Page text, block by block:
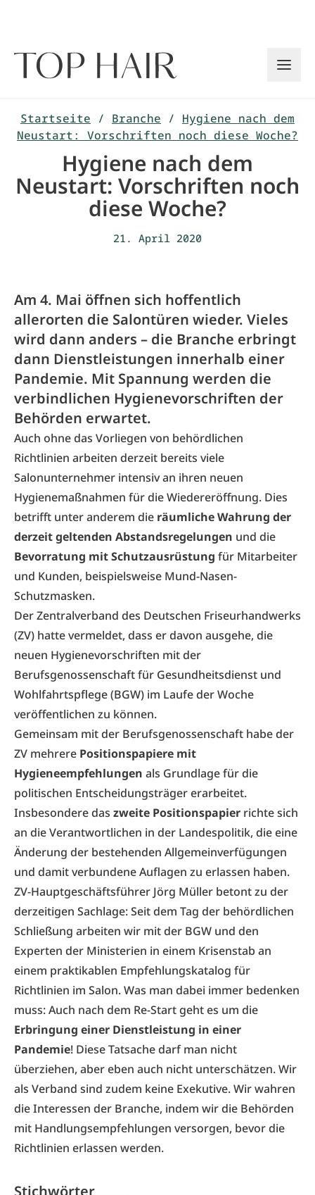
Startseite / Branche / Hygiene nach dem
Neustart: Vorschriften noch diese Woche?
Hygiene nach dem
Neustart: Vorschriften noch
diese Woche?
21. April 2020
Am 4. Mai öffnen sich hoffentlich
allerorten die Salontüren wieder. Vieles
wird dann anders – die Branche erbringt
dann Dienstleistungen innerhalb einer
Pandemie. Mit Spannung werden die
verbindlichen Hygienevorschriften der
Behörden erwartet.
Auch ohne das Vorliegen von behördlichen
Richtlinien arbeiten derzeit bereits viele
Salonunternehmer intensiv an ihren neuen
Hygienemaßnahmen für die Wiedereröffnung. Dies
betrifft unter anderem die räumliche Wahrung der
derzeit geltenden Abstandsregelungen und die
Bevorratung mit Schutzausrüstung für Mitarbeiter
und Kunden, beispielsweise Mund-Nasen-
Schutzmasken.
DerZentralverband des Deutschen Friseurhandwerks
(ZV) hatte vermeldet, dass er davon ausgehe, die
neuen Hygienevorschriften mit der
Berufsgenossenschaft für Gesundheitsdienst und
Wohlfahrtspflege (BGW) im Laufe der Woche
veröffentlichen zu können.
Gemeinsam mit der Berufsgenossenschaft habe der
ZV mehrere Positionspapiere mit
Hygieneempfehlungen als Grundlage für die
politischen Entscheidungsträger erarbeitet.
Insbesondere das zweite Positionspapier richte sich
an die Verantwortlichen in der Landespolitik, die eine
Änderung der bestehenden Allgemeinverfügungen
und damit verbundene Auflagen zu erlassen haben.
ZV-Hauptgeschäftsführer Jörg Müller betont zu der
derzeitigen Sachlage: Seit dem Tag der behördlichen
Schließung arbeiten wir mit der BGW und den
Experten der Ministerien in einem Krisenstab an
einem praktikablen Empfehlungskatalog für
Richtlinien im Salon. Was man dabei immer bedenken
muss: Auch nach dem Re-Start geht es um die
Erbringung einer Dienstleistung in einer
Pandemie! Diese Tatsache darf man nicht
überziehen, aber eben auch nicht unterschätzen. Wir
als Verband sind zudem keine Exekutive. Wir wahren
die Interessen der Branche, indem wir die Behörden
mit Handlungsempfehlungen versorgen, bevor die
Richtlinien erlassen werden.
Stichwörter